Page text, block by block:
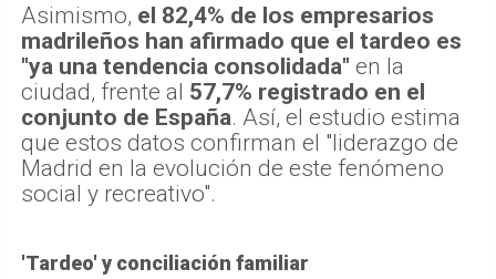
Asimismo, el 82,4% de los empresarios
madrileños han afirmado que el tardeo es
"ya una tendencia consolidada" en la
ciudad, frente al 57,7% registrado en el
conjunto de España. Así, el estudio estima
que estos datos confirman el "liderazgo de
Madrid en la evolución de este fenómeno
social y recreativo".
'Tardeo' y conciliación familiar